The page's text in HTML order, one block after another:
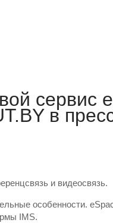
сервис
в
и видеосвязь.
особенности.
IMS.